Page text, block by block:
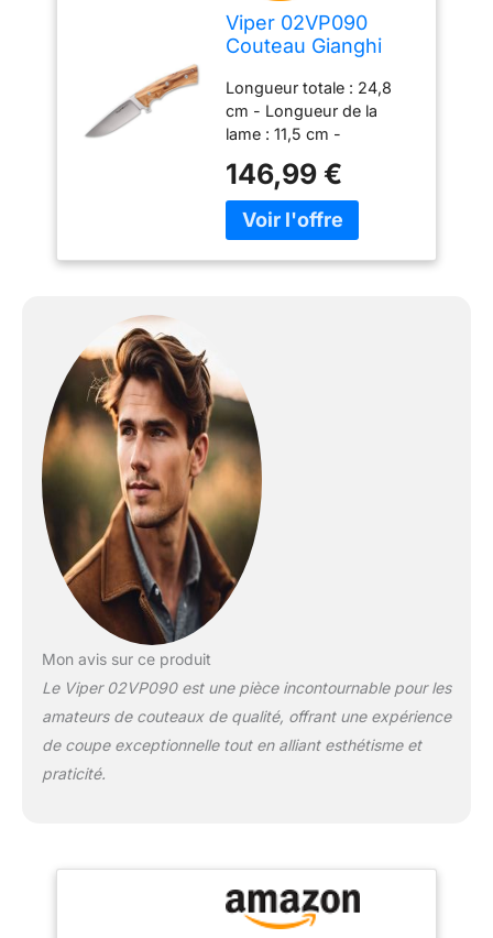
Viper 02VP090
Couteau Gianghi
la lame : 11,5 cm,
multicolore
Longueur totale : 24,8
cm - Longueur de la
lame : 11,5 cm -
mm Poids : 240 g
Matériau de la lame :
N690 Matériau du
146,99 €
Mon avis sur ce produit
Le Viper 02VP090 est une pièce incontournable pour les
amateurs de couteaux de qualité, offrant une expérience
de coupe exceptionnelle tout en alliant esthétisme et
praticité.